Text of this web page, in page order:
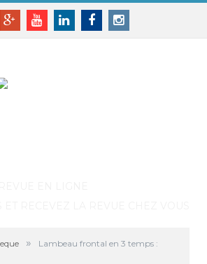
cookies
Google+YoutubeLinkedinFacebookInstagram
»
Lambeau frontal en 3 temps :